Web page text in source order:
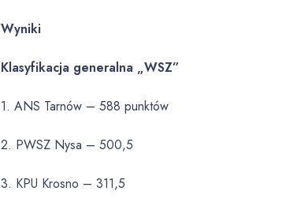
Wyniki
Klasyfikacja generalna „WSZ”
1. ANS Tarnów – 588 punktów
2. PWSZ Nysa – 500,5
3. KPU Krosno – 311,5